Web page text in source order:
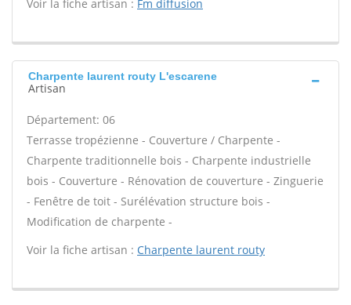
Voir la fiche artisan : Fm diffusion
Charpente laurent routy L'escarene
Artisan
Département: 06
Terrasse tropézienne - Couverture / Charpente -
Charpente traditionnelle bois - Charpente industrielle
bois - Couverture - Rénovation de couverture - Zinguerie
- Fenêtre de toit - Surélévation structure bois -
Modification de charpente -
Voir la fiche artisan : Charpente laurent routy